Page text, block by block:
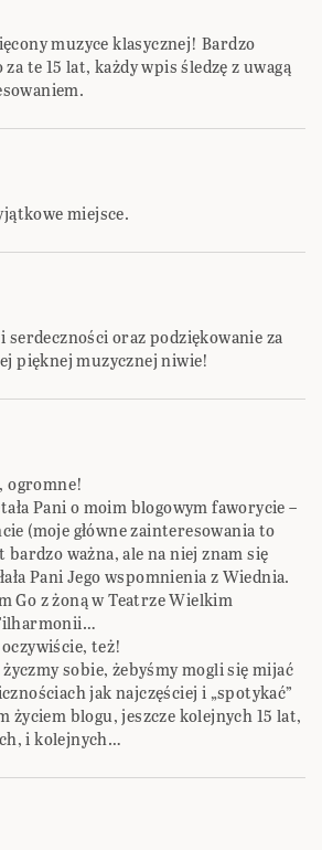
muzyce klasycznej! Bardzo
te 15 lat, każdy wpis śledzę z uwagą
miejsce.
serdeczności oraz podziękowanie za
pięknej muzycznej niwie!
ogromne!
Pani o moim blogowym faworycie –
(moje główne zainteresowania to
ważna, ale na niej znam się
Pani Jego wspomnienia z Wiednia.
Go z żoną w Teatrze Wielkim
też!
sobie, żebyśmy mogli się mijać
jak najczęściej i „spotykać”
życiem blogu, jeszcze kolejnych 15 lat,
i kolejnych…